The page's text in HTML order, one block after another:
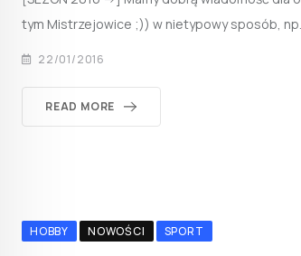
tym Mistrzejowice ;)) w nietypowy sposób, np.
22/01/2016
READ MORE
HOBBY NOWOŚCI SPORT